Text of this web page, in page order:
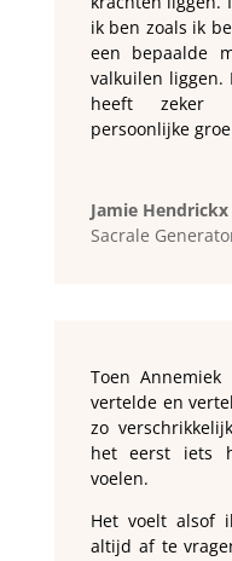
ik ben zoals ik
een bepaalde
valkuilen liggen.
heeft zeker
persoonlijke
Jamie Hendrickx
Sacrale
Toen
vertelde en
zo
het eerst iets
voelen.
Het voelt alsof
altijd af te